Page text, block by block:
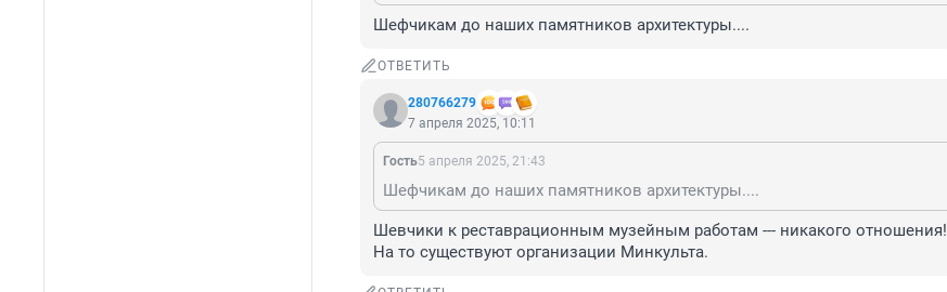
Шефчикам до наших памятников архитектуры....
ОТВЕТИТЬ
280766279
7 апреля 2025, 10:11
Гость5 апреля 2025, 21:43
Шефчикам до наших памятников архитектуры....
Шевчики к реставрационным музейным работам --- никакого отношения!
На то существуют организации Минкульта.